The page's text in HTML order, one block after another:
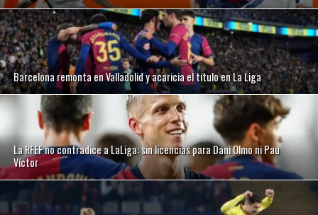
Barcelona remonta en Valladolid y acaricia el título en La Liga
La RFEF no contradice a LaLiga: sin licencias para Dani Olmo ni Pau
Víctor